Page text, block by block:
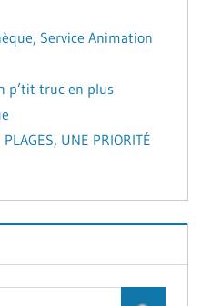
Service Animation
p’tit truc en plus
PLAGES, UNE PRIORITÉ